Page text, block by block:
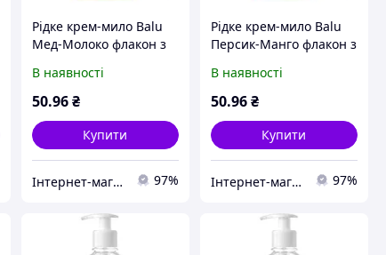
Рідке крем-мило Balu
Мед-Молоко флакон з
В наявності
50.96 ₴
Купити
Інтернет-магазин ChystoPro 97%
Рідке крем-мило Balu
Персик-Манго флакон з
В наявності
50.96₴
Купити
Інтернет-магазин ChystoPro 97%